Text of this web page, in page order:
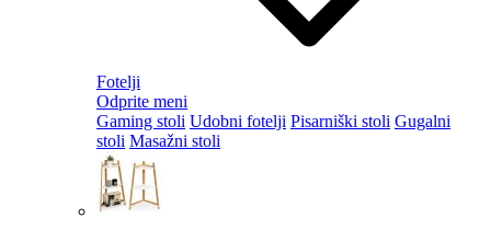
Fotelji
Odprite meni
Gaming stoli Udobni fotelji Pisarniški stoli Gugalni
stoli Masažni stoli